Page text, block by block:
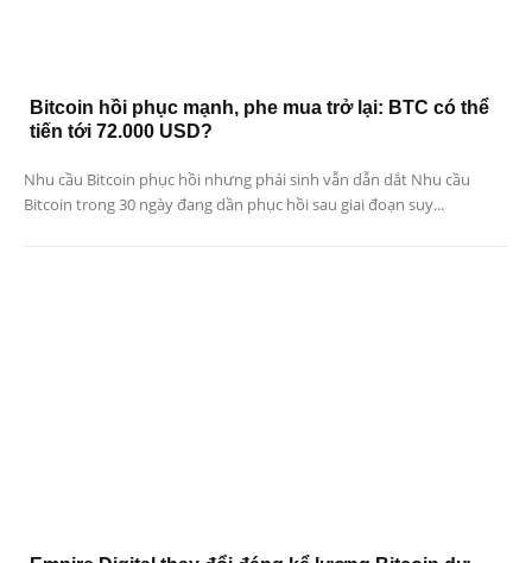
Bitcoin hồi phục mạnh, phe mua trở lại: BTC có thể
tiến tới 72.000 USD?
Nhu cầu Bitcoin phục hồi nhưng phái sinh vẫn dẫn dắt Nhu cầu
Bitcoin trong 30 ngày đang dần phục hồi sau giai đoạn suy...